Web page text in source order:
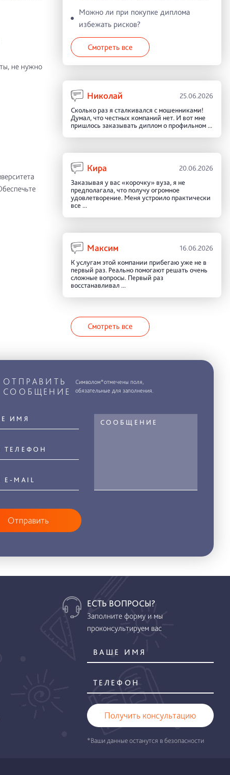
не нужно
Можно ли при покупке диплома
избежать рисков?
Смотреть все
Николай 25.06.2026
Сколько раз я сталкивался с мошенниками!
Думал, что честных компаний нет. И вот мне
пришлось заказывать диплом о профильном ...
Кира 20.06.2026
Заказывая у вас «корочку» вуза, я не
предполагала, что получу огромное
удовлетворение. Меня устроило практически
все ...
Максим 16.06.2026
К услугам этой компании прибегаю уже не в
первый раз. Реально помогают решать очень
сложные вопросы. Первый раз
восстанавливал ...
Смотреть все
ОТПРАВИТЬ
СООБЩЕНИЕ
Символом*отмечены поля,
обязательные для заполнения.
Отправить
ЕСТЬ ВОПРОСЫ?
Заполните форму и мы
проконсультируем вас
Получить консультацию
*Ваши данные останутся в безопасности